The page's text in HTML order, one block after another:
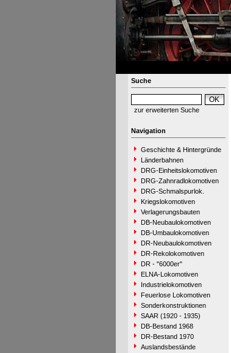
Suche
zur erweiterten Suche
Navigation
Geschichte & Hintergründe
Länderbahnen
DRG-Einheitslokomotiven
DRG-Zahnradlokomotiven
DRG-Schmalspurlok.
Kriegslokomotiven
Verlagerungsbauten
DB-Neubaulokomotiven
DB-Umbaulokomotiven
DR-Neubaulokomotiven
DR-Rekolokomotiven
DR - "6000er"
ELNA-Lokomotiven
Industrielokomotiven
Feuerlose Lokomotiven
Sonderkonstruktionen
SAAR (1920 - 1935)
DB-Bestand 1968
DR-Bestand 1970
Auslandsbestände